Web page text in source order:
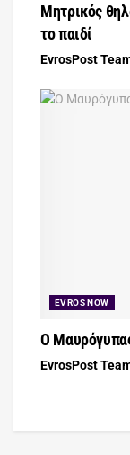
Μητρικός
το παιδί
EvrosPost
EVROS NOW
Ο
EvrosPost